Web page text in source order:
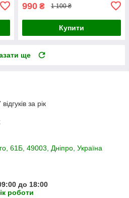
990 ₴ 1 100 ₴
Купити
ще
за рік
61Б, 49003, Дніпро, Україна
до 18:00
роботи